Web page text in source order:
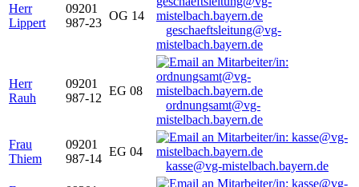
Herr
Lippert
09201
987-23
OG 14
geschaeftsleitung@vg-
mistelbach.bayern.de
Herr
Rauh
09201
987-12
EG 08
ordnungsamt@vg-
mistelbach.bayern.de
Frau
Thiem
09201
987-14
EG 04
kasse@vg-mistelbach.bayern.de